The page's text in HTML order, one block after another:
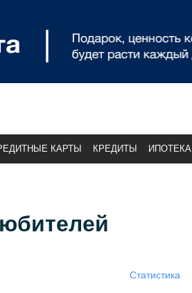
КАРТЫ КРЕДИТЫ ИПОТЕКА
Статистика